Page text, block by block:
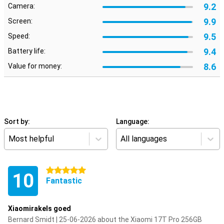
Camera: 9.2
Screen: 9.9
Speed: 9.5
Battery life: 9.4
Value for money: 8.6
Sort by:
Most helpful
Language:
All languages
10 5 stars
Fantastic
Xiaomirakels goed
Bernard Smidt | 25-06-2026 about the Xiaomi 17T Pro 256GB